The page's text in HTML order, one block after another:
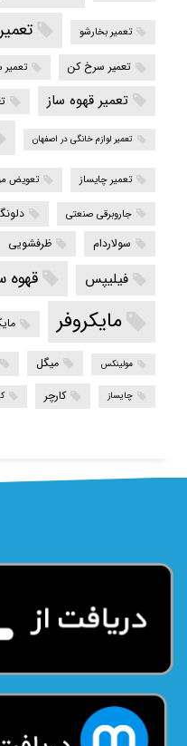
تعمیر بخارشو
تعمیر سرخ کن تعمیر
تعمیر قهوه ساز
تعمیر لوازم خانگی در اصفهان
تعمیر چایساز تعویض
جاروبرقی صنعتی
سولاردام
ظرفشویی
فیلیپس قهوه
مایکروفر
مولینکس میگل
چایساز کارچر